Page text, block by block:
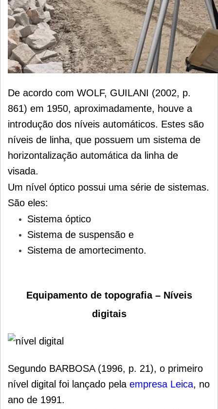
De acordo com WOLF, GUILANI (2002, p.
861) em 1950, aproximadamente, houve a
introdução dos níveis automáticos. Estes são
níveis de linha, que possuem um sistema de
horizontalização automática da linha de
visada.
Um nível óptico possui uma série de sistemas.
São eles:
Sistema óptico
Sistema de suspensão e
Sistema de amortecimento.
Equipamento de topografia – Níveis
digitais
Segundo BARBOSA (1996, p. 21), o primeiro
nível digital foi lançado pela empresa Leica, no
ano de 1991.